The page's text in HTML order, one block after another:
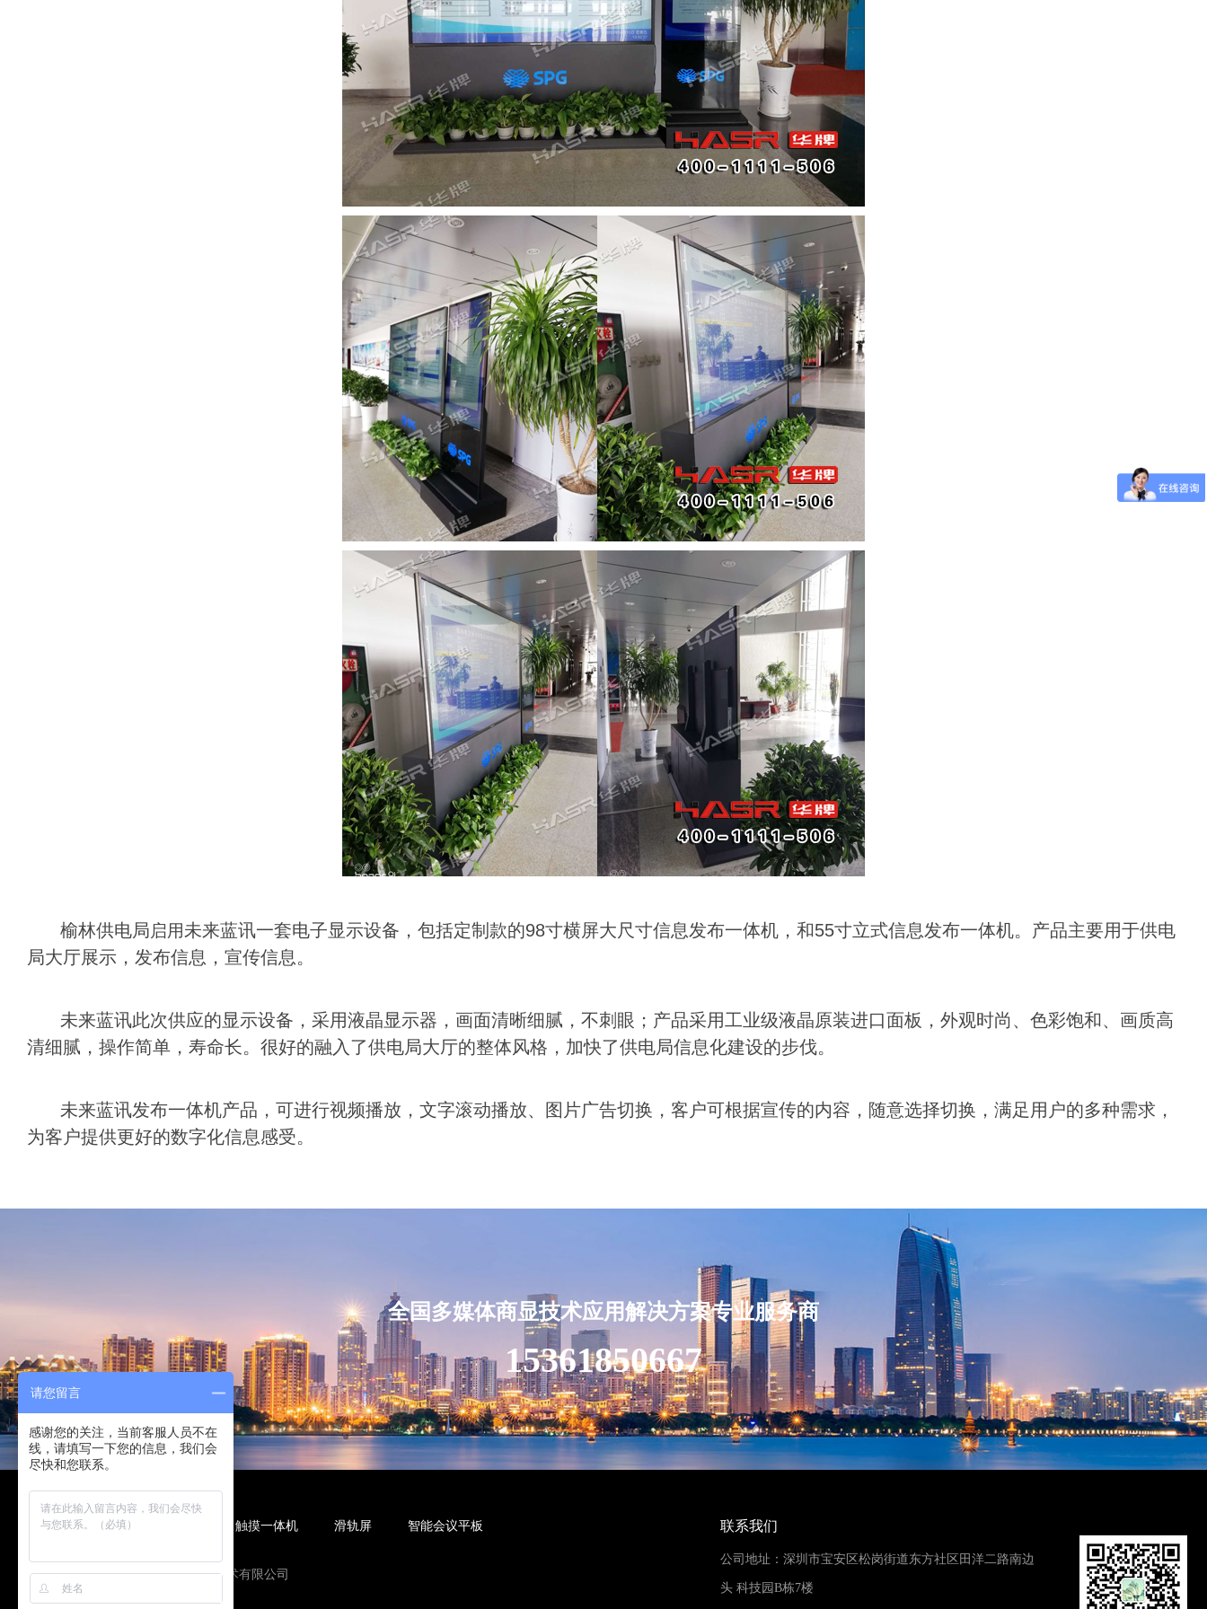
榆林供电局启用未来蓝讯一套电子显示设备，包括定制款的98寸横屏大尺寸信息发布一体机，和55寸立式信息发布一体机。产品主要用于供电
局大厅展示，发布信息，宣传信息。
未来蓝讯此次供应的显示设备，采用液晶显示器，画面清晰细腻，不刺眼；产品采用工业级液晶原装进口面板，外观时尚、色彩饱和、画质高
清细腻，操作简单，寿命长。很好的融入了供电局大厅的整体风格，加快了供电局信息化建设的步伐。
未来蓝讯发布一体机产品，可进行视频播放，文字滚动播放、图片广告切换，客户可根据宣传的内容，随意选择切换，满足用户的多种需求，
为客户提供更好的数字化信息感受。
全国多媒体商显技术应用解决方案专业服务商
15361850667
液晶广告机 触摸一体机 滑轨屏 智能会议平板
友情链接 陕西未来蓝讯信息技术有限公司
联系我们
公司地址：深圳市宝安区松岗街道东方社区田洋二路南边
头 科技园B栋7楼
请您留言
感谢您的关注，当前客服人员不在
线，请填写一下您的信息，我们会
尽快和您联系。